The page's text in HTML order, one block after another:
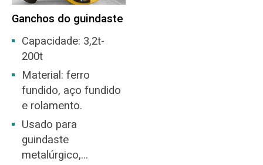
Ganchos do guindaste
Capacidade: 3,2t-
200t
Material: ferro
fundido, aço fundido
e rolamento.
Usado para
guindaste
metalúrgico,